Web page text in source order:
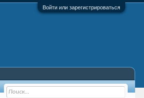
Войти или зарегистрироваться